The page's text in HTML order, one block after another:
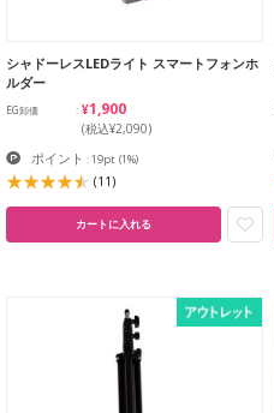
シャドーレスLEDライト スマートフォンホ
ルダー
EG卸価 ¥1,900
(税込¥2,090)
ポイント : 19pt (1%)
(11)
カートに入れる